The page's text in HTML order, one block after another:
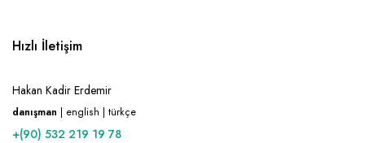
Hızlı İletişim
Hakan Kadir Erdemir
danışman | english | türkçe
+(90) 532 219 19 78